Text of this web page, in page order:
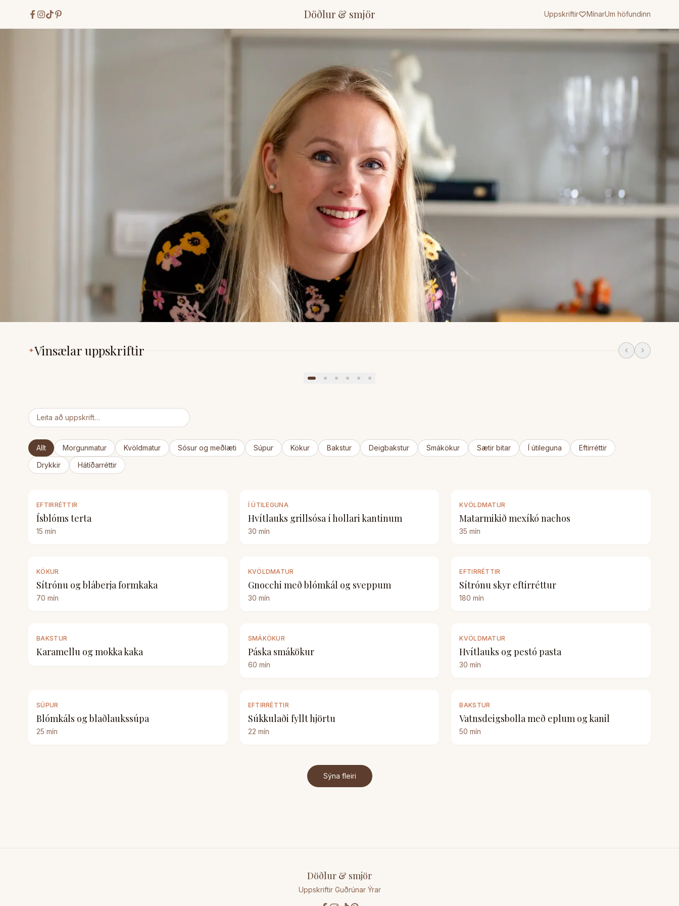
Döðlur & smjör Uppskriftir MínarUm höfundinn
✦Vinsælar uppskriftir
Bláberja galette Svo góðar
95mín
Allt Morgunmatur Kvöldmatur Sósur og meðlæti Súpur Kökur Bakstur Deigbakstur Smákökur Sætir bitar Í útileguna
Eftirréttir
Drykkir
Hátíðarréttir
EFTIRRÉTTIR
Ísblóms terta
15 mín
Í ÚTILEGUNA
Hvítlauks grillsósa í hollari kantinum
30 mín
KVÖLDMATUR
Matarmikið mexíkó nachos
35 mín
KÖKUR
Sítrónu og bláberja formkaka
70 mín
KVÖLDMATUR
Gnocchi með blómkál og sveppum
30 mín
EFTIRRÉTTIR
Sítrónu skyr eftirréttur
180 mín
BAKSTUR
Karamellu og mokka kaka
SMÁKÖKUR
Páska smákökur
60 mín
KVÖLDMATUR
Hvítlauks og pestó pasta
30 mín
SÚPUR
Blómkáls og blaðlaukssúpa
25 mín
EFTIRRÉTTIR
Súkkulaði fyllt hjörtu
22 mín
BAKSTUR
Vatnsdeigsbolla með eplum og kanil
50 mín
Sýna fleiri
Döðlur & smjör
Uppskriftir Guðrúnar Ýrar